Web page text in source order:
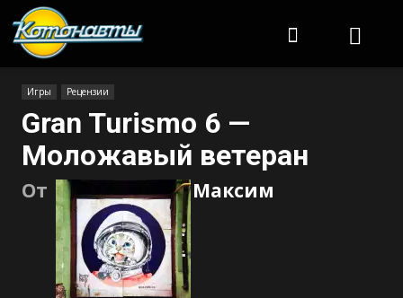
Игры Рецензии
Gran Turismo 6 —
Моложавый ветеран
От Максим